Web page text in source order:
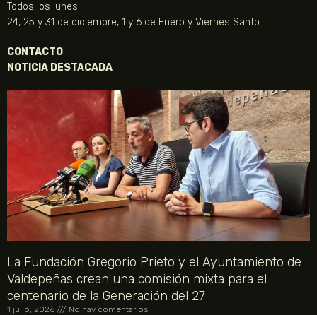
Todos los lunes
24, 25 y 31 de diciembre, 1 y 6 de Enero y Viernes Santo
CONTACTO
NOTICIA DESTACADA
La Fundación Gregorio Prieto y el Ayuntamiento de
Valdepeñas crean una comisión mixta para el
centenario de la Generación del 27
1 julio, 2026 No hay comentarios